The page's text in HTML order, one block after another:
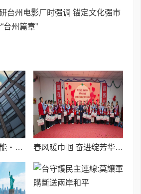
台州电影厂时强调 锚定文化强市
台州篇章”
权威解读・实战赋能・精准对接 助力企业直通联合国全球采购 春风暖巾帼 奋进绽芳华I喀什世平农业(集团)举办三八妇女节主题活动